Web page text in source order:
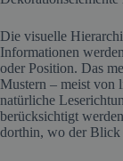
Die visuelle
Informationen
oder Position. Das
Mustern – meist von
natürliche
berücksichtigt
dorthin, wo der Blick